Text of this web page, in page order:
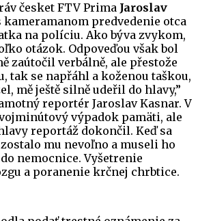
česket FTV Prima Jaroslav
kameramanom predvedenie otca
na políciu. Ako býva zvykom,
otázok. Odpoveďou však bol
zaútočil verbálně, ale přestože
tak se napřáhl a koženou taškou,
mě ještě silně udeřil do hlavy,”
reportér Jaroslav Kasnar. V
výpadok pamäti, ale
reportáž dokončil. Keď sa
mu nevoľno a museli ho
nemocnice. Vyšetrenie
a poranenie krčnej chrbtice.